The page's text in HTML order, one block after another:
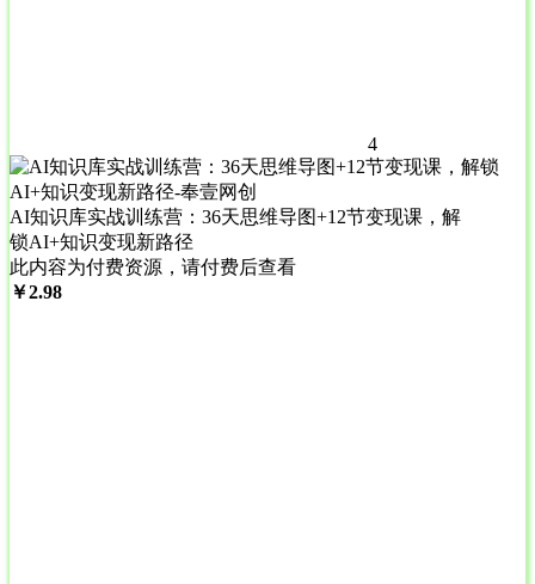
4
AI知识库实战训练营：36天思维导图+12节变现课，解
锁AI+知识变现新路径
此内容为付费资源，请付费后查看
￥2.98